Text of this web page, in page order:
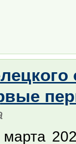
марта